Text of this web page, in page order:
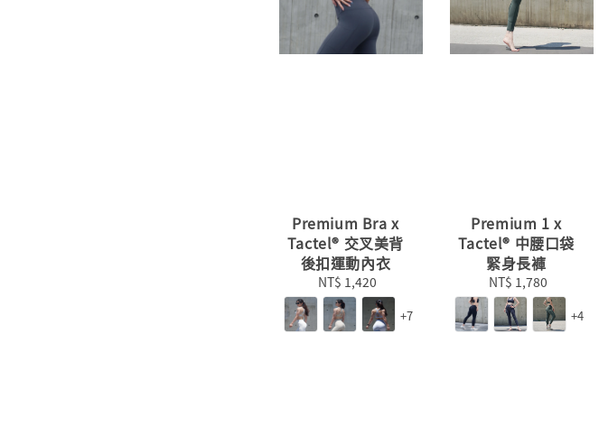
Premium Bra x
Tactel® 交叉美背
後扣運動內衣
Regular
price
NT$ 1,420
+7
Premium 1 x
Tactel® 中腰口袋
緊身長褲
Regular
price
NT$ 1,780
+4